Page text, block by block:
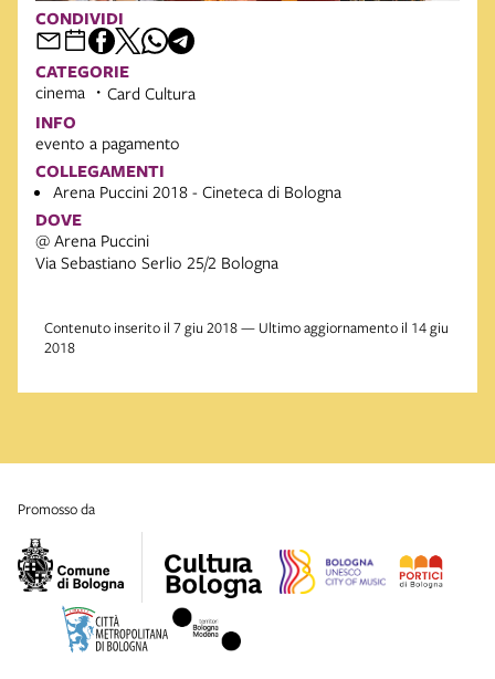
CONDIVIDI
CATEGORIE
cinema Card Cultura
INFO
evento a pagamento
COLLEGAMENTI
Arena Puccini 2018 - Cineteca di Bologna
DOVE
@ Arena Puccini
Via Sebastiano Serlio 25/2 Bologna
Contenuto inserito il 7 giu 2018 — Ultimo aggiornamento il 14 giu
2018
promosso da